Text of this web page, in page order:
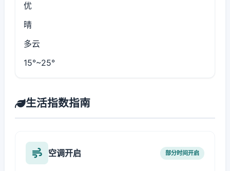
优
晴
多云
15°~25°
生活指数指南
空调开启 部分时间开启